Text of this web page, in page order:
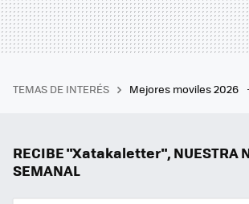
TEMAS DE INTERÉS Mejores moviles 2026
RECIBE "Xatakaletter", NUESTRA
SEMANAL